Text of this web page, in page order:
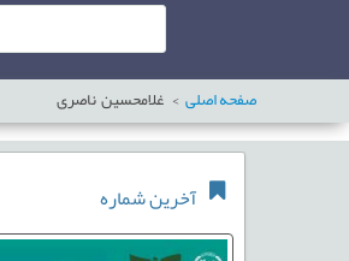
صفحه اصلی غلامحسین ناصری
آخرین شماره